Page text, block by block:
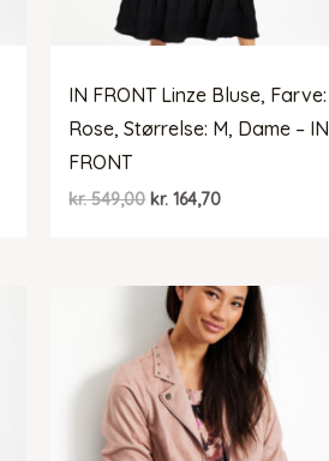
IN FRONT Linze Bluse, Farve:
Rose, Størrelse: M, Dame – IN
FRONT
kr.549,00 Den
kr. 549,00.
kr. 164,70Den
kr. 164,70.